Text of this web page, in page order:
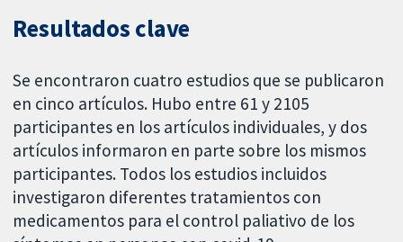
Resultados clave
Se encontraron cuatro estudios que se publicaron
en cinco artículos. Hubo entre 61 y 2105
participantes en los artículos individuales, y dos
artículos informaron en parte sobre los mismos
participantes. Todos los estudios incluidos
investigaron diferentes tratamientos con
medicamentos para el control paliativo de los